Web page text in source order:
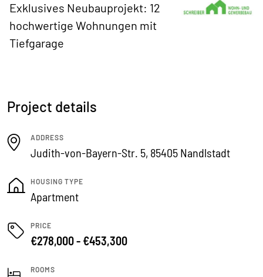
Exklusives Neubauprojekt: 12
hochwertige Wohnungen mit
Tiefgarage
Project details
ADDRESS
Judith-von-Bayern-Str. 5, 85405 Nandlstadt
HOUSING TYPE
Apartment
PRICE
€278,000 - €453,300
ROOMS